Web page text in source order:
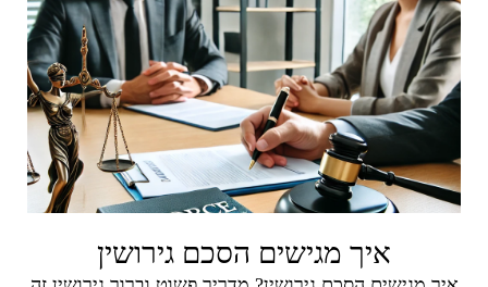
איך מגישים הסכם גירושין